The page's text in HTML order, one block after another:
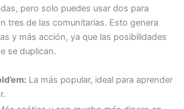
pero solo puedes usar dos para
tres de las comunitarias. Esto genera
y más acción, ya que las posibilidades
se duplican.
La más popular, ideal para aprender